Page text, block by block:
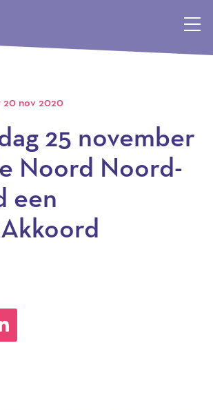
terug naar de homepagina
20 nov 2020
25 november
Noord Noord-
een